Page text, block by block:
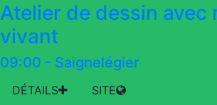
Atelier de dessin avec
vivant
09:00 - Saignelégier
DÉTAILS
SITE